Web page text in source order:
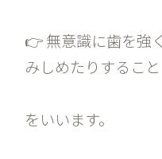
👉 無意識に歯を強
みしめたりすること
をいいます。